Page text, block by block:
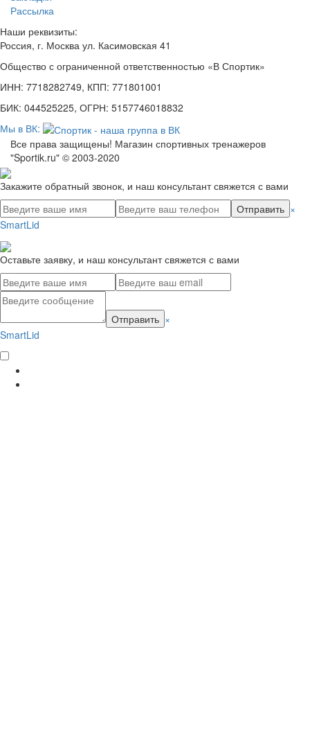
Рассылка
Наши реквизиты:
Россия, г. Москва ул. Касимовская 41
Общество с ограниченной ответственностью «В Спортик»
ИНН: 7718282749, КПП: 771801001
БИК: 044525225, ОГРН: 5157746018832
Мы в ВК:
Все права защищены! Магазин спортивных тренажеров
"Sportik.ru" © 2003-2020
Закажите обратный звонок, и наш консультант свяжется с вами
Отправить ×
SmartLid
Оставьте заявку, и наш консультант свяжется с вами
Отправить ×
SmartLid